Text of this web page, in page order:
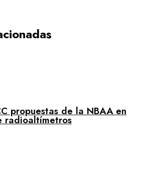
propuestas de la NBAA en
radioaltímetros